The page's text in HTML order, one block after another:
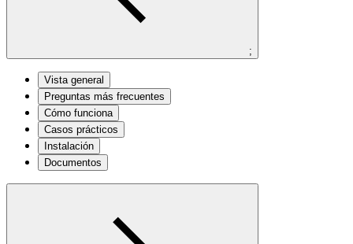
;
Vista general
Preguntas más frecuentes
Cómo funciona
Casos prácticos
Instalación
Documentos